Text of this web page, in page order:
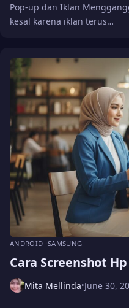
Pop-up dan Iklan
kesal karena iklan terus…
ANDROID SAMSUNG
Cara Screenshot
Mita Mellinda•June 30,